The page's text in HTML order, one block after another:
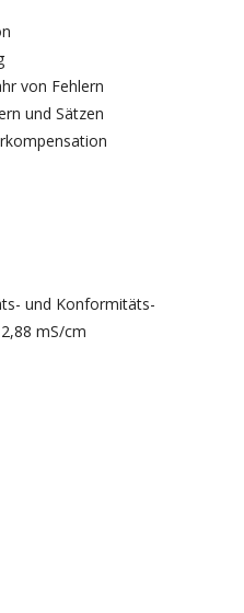
von Fehlern
und Sätzen
und Konformitäts-
mS/cm